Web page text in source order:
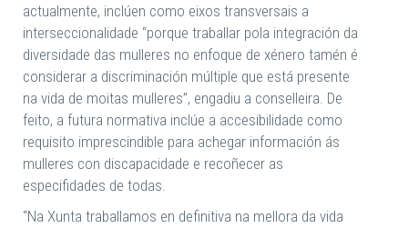
actualmente, inclúen como eixos transversais a
interseccionalidade “porque traballar pola integración da
diversidade das mulleres no enfoque de xénero tamén é
considerar a discriminación múltiple que está presente
na vida de moitas mulleres”, engadiu a conselleira. De
feito, a futura normativa inclúe a accesibilidade como
requisito imprescindible para achegar información ás
mulleres con discapacidade e recoñecer as
especifidades de todas.
“Na Xunta traballamos en definitiva na mellora da vida